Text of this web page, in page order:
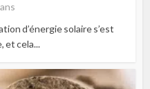
d’énergie solaire s’est
et cela...